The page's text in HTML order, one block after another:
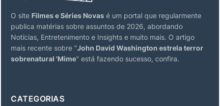
O site Filmes e Séries Novas é um portal que regularmente
publica matérias sobre assuntos de 2026, abordando
Notícias, Entretenimento e Insights e muito mais. O artigo
mais recente sobre "John David Washington estrela terror
sobrenatural 'Mime" está fazendo sucesso, confira.
CATEGORIAS